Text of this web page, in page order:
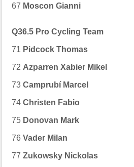
67 Moscon Gianni
Q36.5 Pro Cycling Team
71 Pidcock Thomas
72 Azparren Xabier Mikel
73Camprubí Marcel
74Christen Fabio
75 Donovan Mark
76Vader Milan
77Zukowsky Nickolas